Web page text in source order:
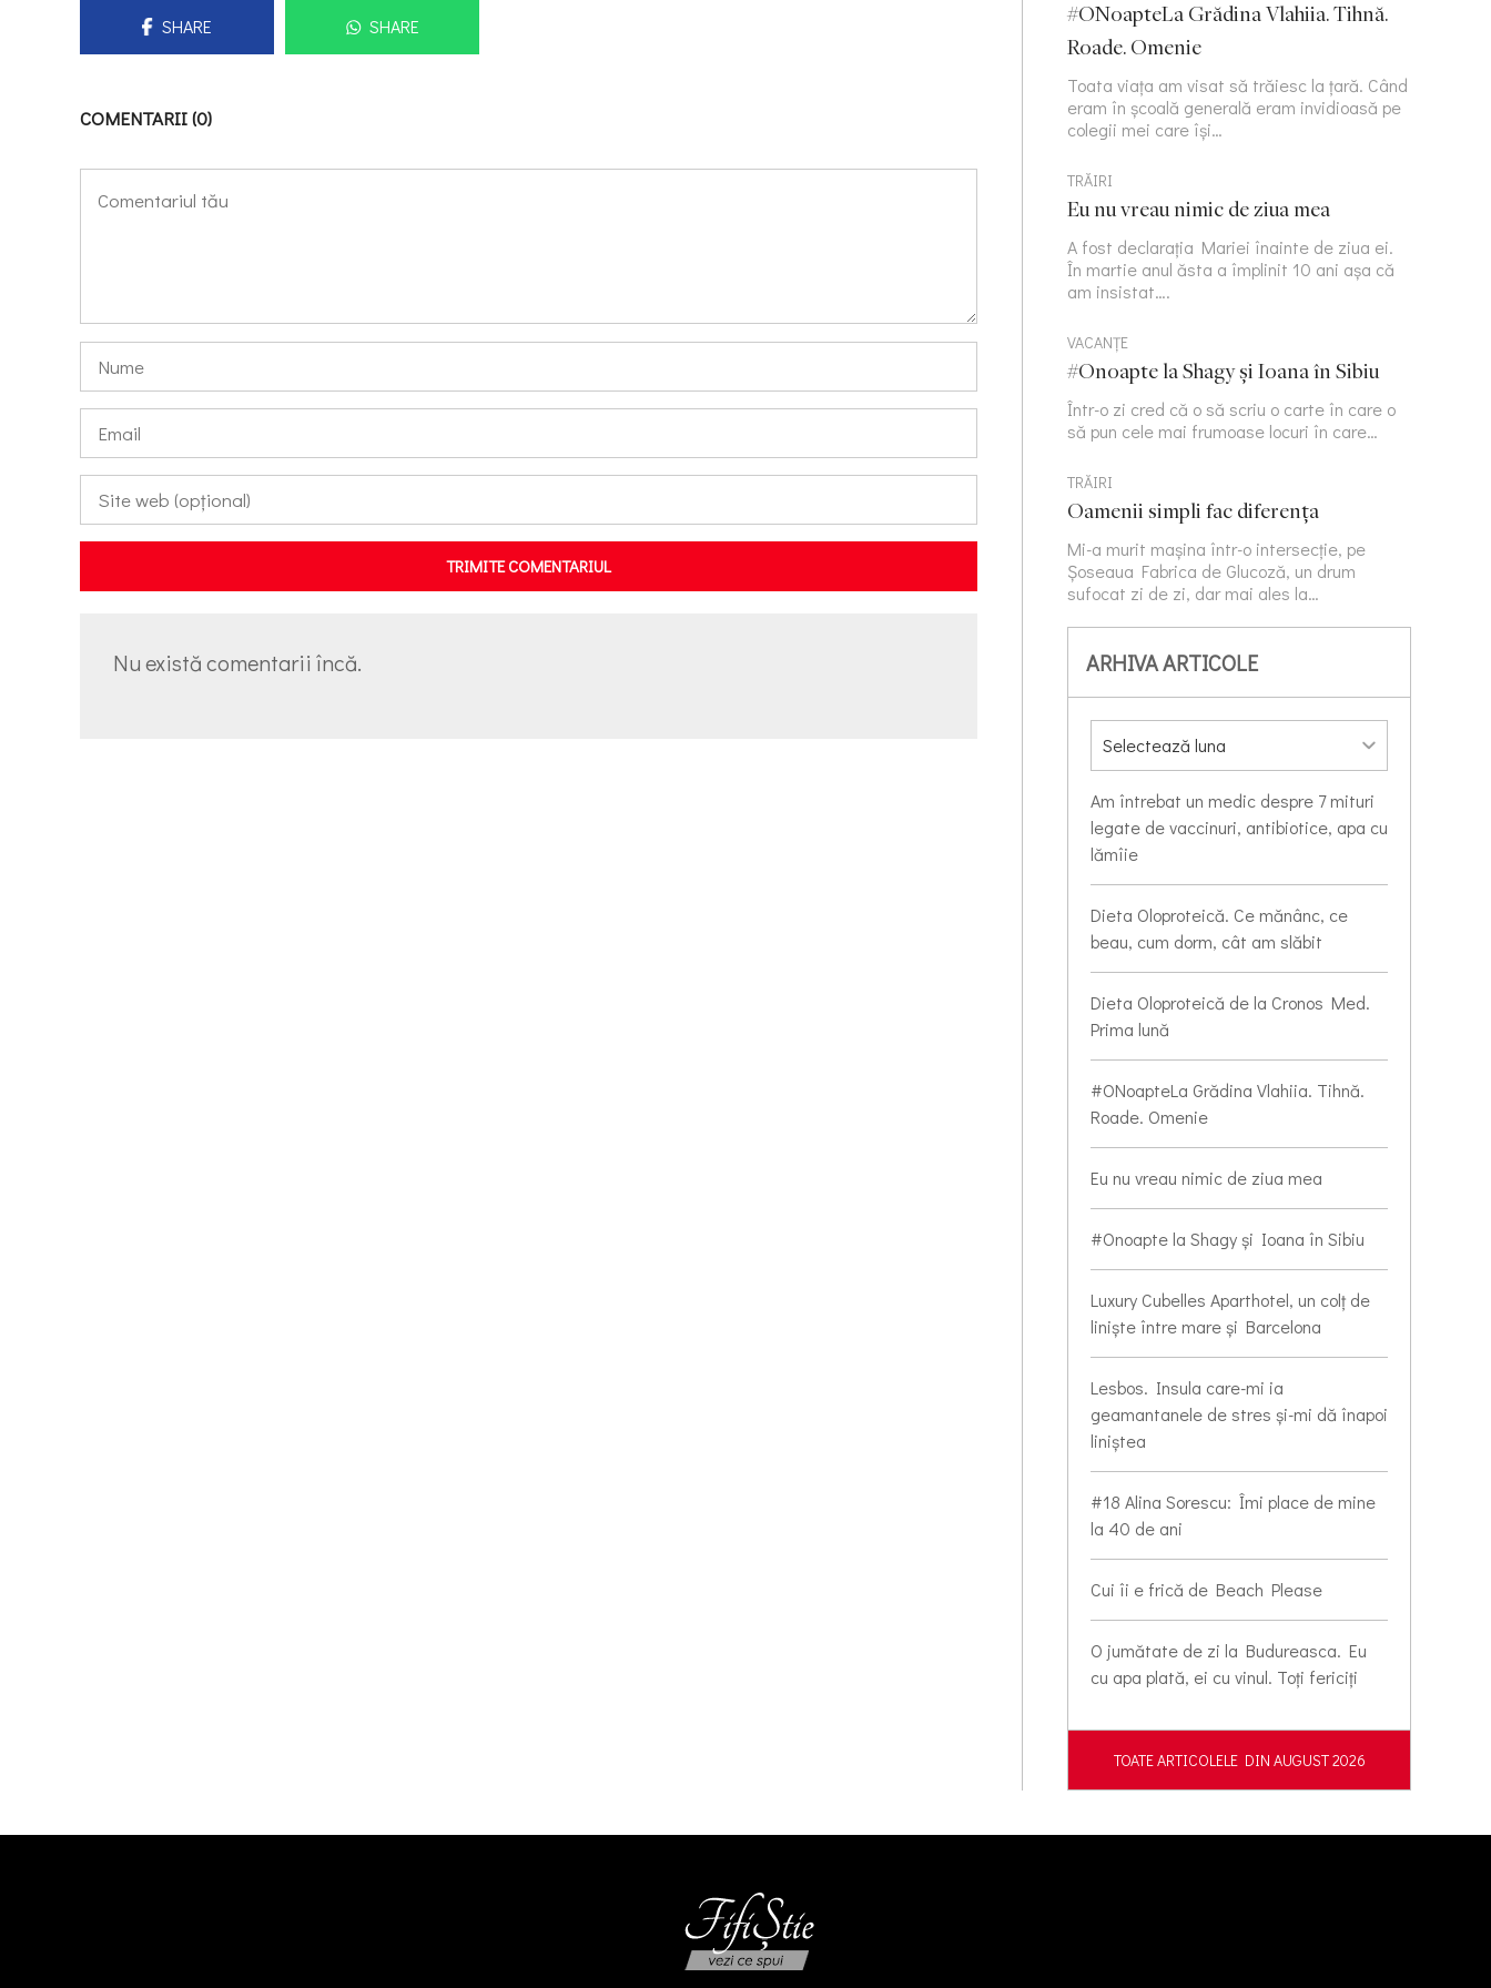
SHARE SHARE
COMENTARII (0)
TRIMITE COMENTARIUL
Nu există comentarii încă.
#ONoapteLa Grădina Vlahiia. Tihnă.
Roade. Omenie
Toata viața am visat să trăiesc la țară. Când
eram în școală generală eram invidioasă pe
colegii mei care își…
TRĂIRI
Eu nu vreau nimic de ziua mea
A fost declarația Mariei înainte de ziua ei.
În martie anul ăsta a împlinit 10 ani așa că
am insistat….
VACANȚE
#Onoapte la Shagy și Ioana în Sibiu
Într-o zi cred că o să scriu o carte în care o
să pun cele mai frumoase locuri în care…
TRĂIRI
Oamenii simpli fac diferența
Mi-a murit mașina într-o intersecție, pe
Șoseaua Fabrica de Glucoză, un drum
sufocat zi de zi, dar mai ales la…
ARHIVA ARTICOLE
Am întrebat un medic despre 7 mituri
legate de vaccinuri, antibiotice, apa cu
lămîie
Dieta Oloproteică. Ce mănânc, ce
beau, cum dorm, cât am slăbit
Dieta Oloproteică de la Cronos Med.
Prima lună
#ONoapteLa Grădina Vlahiia. Tihnă.
Roade. Omenie
Eu nu vreau nimic de ziua mea
#Onoapte la Shagy și Ioana în Sibiu
Luxury Cubelles Aparthotel, un colț de
liniște între mare și Barcelona
Lesbos. Insula care-mi ia
geamantanele de stres și-mi dă înapoi
liniștea
#18 Alina Sorescu: Îmi place de mine
la 40 de ani
Cui îi e frică de Beach Please
O jumătate de zi la Budureasca. Eu
cu apa plată, ei cu vinul. Toți fericiți
TOATE ARTICOLELE DIN AUGUST 2026